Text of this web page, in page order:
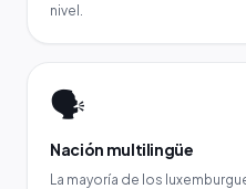
nivel.
🗣️
Nación multilingüe
La mayoría de los